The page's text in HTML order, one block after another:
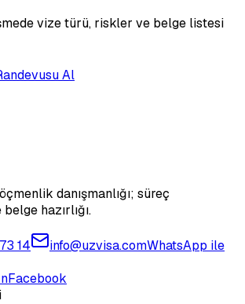
vize türü, riskler ve belge listesi
Al
danışmanlığı; süreç
hazırlığı.
14 info@uzvisa.comWhatsApp ile
Facebook